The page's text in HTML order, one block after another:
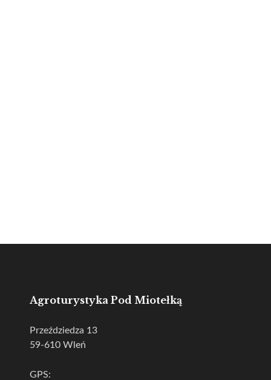
Agroturystyka Pod Miotełką
Przeździedza 13
59-610 Wleń
GPS: